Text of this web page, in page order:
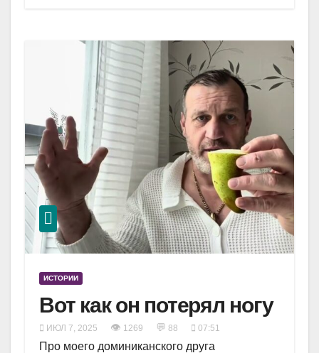
ИСТОРИИ
Вот как он потерял ногу
ИЮЛ 7, 2025 👁 1269 💬 88 07:51
Про моего доминиканского друга